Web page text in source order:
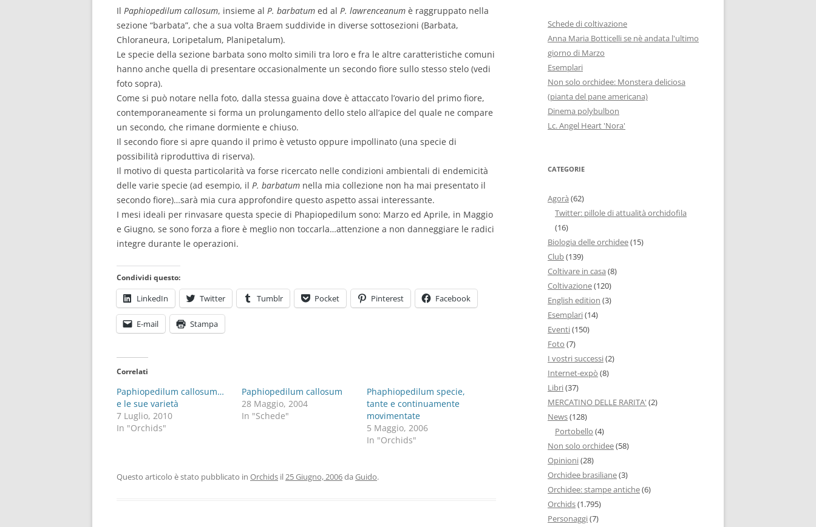
Il Paphiopedilum callosum, insieme al P. barbatum ed al P. lawrenceanum è raggruppato nella
sezione “barbata”, che a sua volta Braem suddivide in diverse sottosezioni (Barbata,
Chloraneura, Loripetalum, Planipetalum).
Le specie della sezione barbata sono molto simili tra loro e fra le altre caratteristiche comuni
hanno anche quella di presentare occasionalmente un secondo fiore sullo stesso stelo (vedi
foto sopra).
Come si può notare nella foto, dalla stessa guaina dove è attaccato l’ovario del primo fiore,
contemporaneamente si forma un prolungamento dello stelo all’apice del quale ne compare
un secondo, che rimane dormiente e chiuso.
Il secondo fiore si apre quando il primo è vetusto oppure impollinato (una specie di
possibilità riproduttiva di riserva).
Il motivo di questa particolarità va forse ricercato nelle condizioni ambientali di endemicità
delle varie specie (ad esempio, il P. barbatum nella mia collezione non ha mai presentato il
secondo fiore)…sarà mia cura approfondire questo aspetto assai interessante.
I mesi ideali per rinvasare questa specie di Phapiopedilum sono: Marzo ed Aprile, in Maggio
e Giugno, se sono forza a fiore è meglio non toccarla…attenzione a non danneggiare le radici
integre durante le operazioni.
Condividi questo:
LinkedIn Twitter Tumblr Pocket Pinterest Facebook
E-mail Stampa
Correlati
Paphiopedilum callosum…
e le sue varietà
7 Luglio, 2010
In "Orchids"
Paphiopedilum callosum
28 Maggio, 2004
In "Schede"
Phaphiopedilum specie,
tante e continuamente
movimentate
5 Maggio, 2006
In "Orchids"
Questo articolo è stato pubblicato in Orchids il25 Giugno, 2006da Guido.
Schede di coltivazione
Anna Maria Botticelli se nè andata l'ultimo
giorno di Marzo
Esemplari
Non solo orchidee: Monstera deliciosa
(pianta del pane americana)
Dinema polybulbon
Lc. Angel Heart 'Nora'
CATEGORIE
Agorà (62)
Twitter: pillole di attualità orchidofila
(16)
Biologia delle orchidee(15)
Club(139)
Coltivare in casa (8)
Coltivazione(120)
English edition (3)
Esemplari(14)
Eventi(150)
Foto (7)
I vostri successi(2)
Internet-expò (8)
Libri(37)
MERCATINO DELLE RARITA' (2)
News(128)
Portobello (4)
Non solo orchidee(58)
Opinioni(28)
Orchidee brasiliane(3)
Orchidee: stampe antiche(6)
Orchids(1.795)
Personaggi(7)